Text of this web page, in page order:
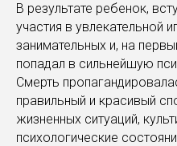
В результате ребенок,
участия в увлекательной
занимательных и, на
попадал в сильнейшую
Смерть
правильный и красивый
жизненных ситуаций,
психологические